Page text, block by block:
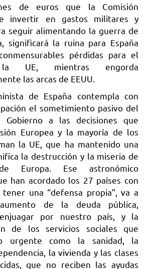
de euros que la Comisión
invertir en gastos militares y
seguir alimentando la guerra de
significará la ruina para España
pérdidas para el
UE, mientras engorda
las arcas de EEUU.
de España contempla con
el sometimiento pasivo del
Gobierno a las decisiones que
Europea y la mayoría de los
la UE, que ha mantenido una
la destrucción y la miseria de
Europa. Ese astronómico
han acordado los 27 países con
una “defensa propia”, va a
de la deuda pública,
por nuestro país, y la
de los servicios sociales que
urgente como la sanidad, la
la vivienda y las clases
que no reciben las ayudas